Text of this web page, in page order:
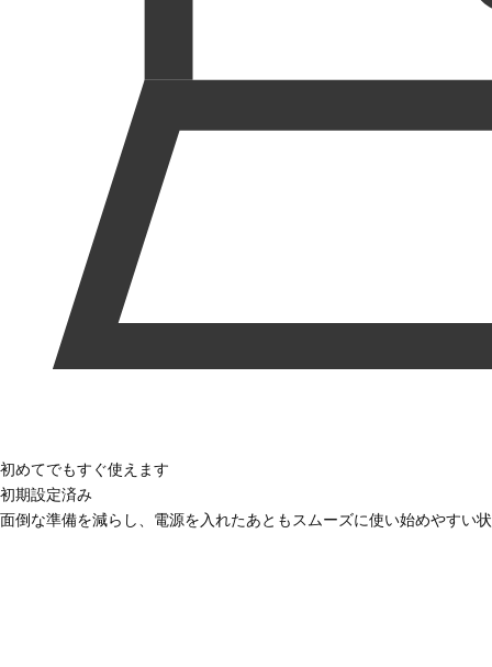
初めてでもすぐ使えます
初期設定済み
面倒な準備を減らし、電源を入れたあともスムーズに使い始めやすい